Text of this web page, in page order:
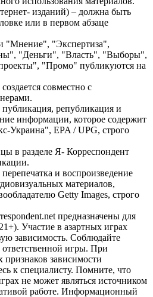
изданий) – должна быть
или в первом абзаце
"Мнение", "Экспертиза",
"Деньги", "Власть", "Выборы",
"Промо" публикуются на
совместно с
републикация и
информации, которое содержит
Украина", EPA / UPG, строго
в разделе Я- Корреспондент
и воспроизведение
материалов,
Getty Images, строго
предназначены для
Участие в азартных играх
зависимость. Соблюдайте
игры. При
зависимости
к специалисту. Помните, что
не может являться источником
работе. Информационный